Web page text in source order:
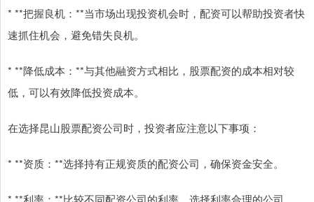
* **把握良机：**当市场出现投资机会时，配资可以帮助投资者快
速抓住机会，避免错失良机。
* **降低成本：**与其他融资方式相比，股票配资的成本相对较
低，可以有效降低投资成本。
在选择昆山股票配资公司时，投资者应注意以下事项：
* **资质：**选择持有正规资质的配资公司，确保资金安全。